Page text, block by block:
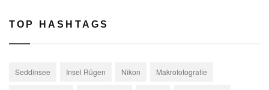
TOP HASHTAGS
Seddinsee Insel Rügen Nikon Makrofotografie